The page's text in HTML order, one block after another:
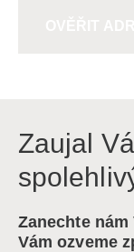
Zaujal
Zanechte
Vám ozveme